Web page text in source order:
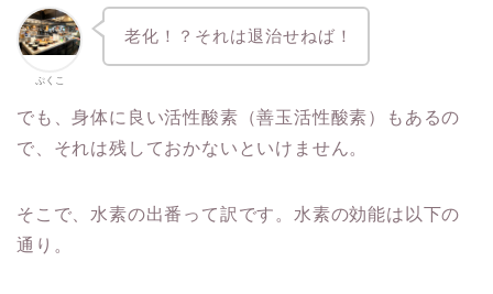
ぷくこ
老化！？それは退治せねば！
でも、身体に良い活性酸素（善玉活性酸素）もあるの
で、それは残しておかないといけません。
そこで、水素の出番って訳です。水素の効能は以下の
通り。